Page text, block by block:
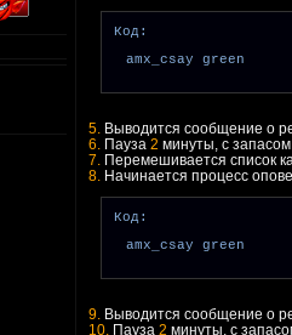
Код:
amx_csay green
5. Выводится сообщение о
6. Пауза 2 минуты, с
7. Перемешивается список
8. Начинается процесс
Код:
amx_csay green
9. Выводится сообщение о
10. Пауза 2 минуты, с